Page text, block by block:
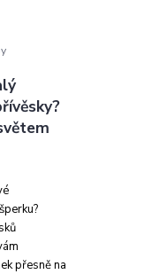
přesně na